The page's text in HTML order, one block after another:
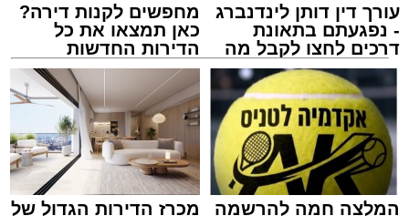
עורך דין דותן לינדנברג
- נפגעתם בתאונת
דרכים לחצו לקבל מה
שמגיע לכם
מחפשים לקנות דירה?
כאן תמצאו את כל
הדירות החדשות
למכירה באשדוד >>>
המלצה חמה להרשמה
מכרז הדירות הגדול של